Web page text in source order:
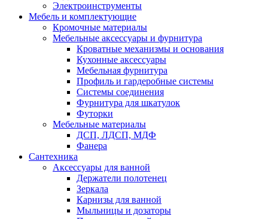
Электроинструменты
Мебель и комплектующие
Кромочные материалы
Мебельные аксессуары и фурнитура
Кроватные механизмы и основания
Кухонные аксессуары
Мебельная фурнитура
Профиль и гардеробные системы
Системы соединения
Фурнитура для шкатулок
Футорки
Мебельные материалы
ДСП, ЛДСП, МДФ
Фанера
Сантехника
Аксессуары для ванной
Держатели полотенец
Зеркала
Карнизы для ванной
Мыльницы и дозаторы